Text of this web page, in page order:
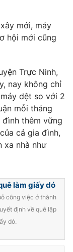
mới, máy
hội mới cũng
Trực Ninh,
nay không chỉ
dệt so với 2
mỗi tháng
thêm vững
cả gia đình,
xa nhà như
làm giấy dó
công việc ở thành
định về quê lập
dó.